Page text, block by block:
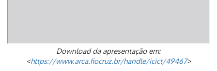
Download da apresentação em:
<https://www.arca.fiocruz.br/handle/icict/49467>